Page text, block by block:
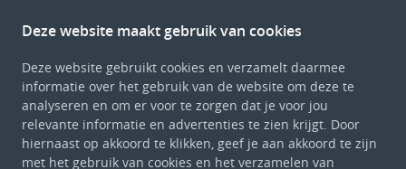
Deze website maakt gebruik van cookies
Deze website gebruikt cookies en verzamelt daarmee
informatie over het gebruik van de website om deze te
analyseren en om er voor te zorgen dat je voor jou
relevante informatie en advertenties te zien krijgt. Door
hiernaast op akkoord te klikken, geef je aan akkoord te zijn
met het gebruik van cookies en het verzamelen van
Home
Over ons
Informatie